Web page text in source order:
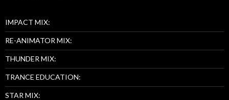
IMPACT MIX:
RE-ANIMATOR MIX:
THUNDER MIX:
TRANCE EDUCATION:
STAR MIX: